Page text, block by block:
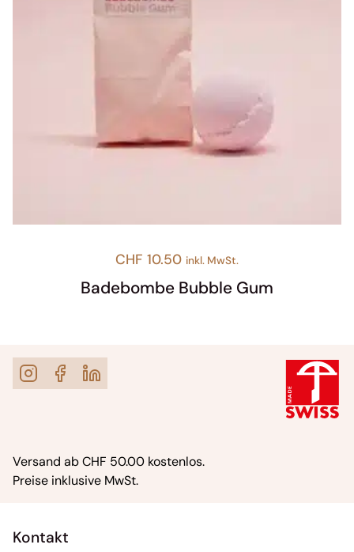
CHF 10.50 inkl. MwSt.
Badebombe Bubble Gum
Versand ab CHF 50.00 kostenlos.
Preise inklusive MwSt.
Kontakt